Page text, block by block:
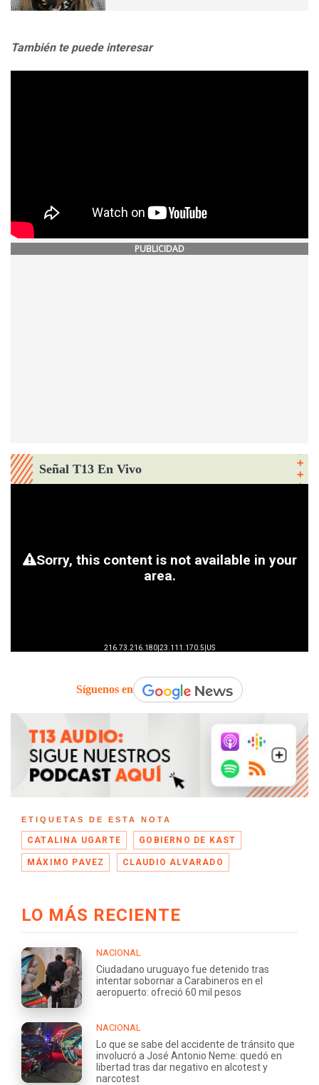
También te puede interesar
PUBLICIDAD
Señal T13 En Vivo
Síguenos en
ETIQUETAS DE ESTA NOTA
CATALINA UGARTE GOBIERNO DE KAST
MÁXIMO PAVEZ CLAUDIO ALVARADO
LO MÁS RECIENTE
NACIONAL
Ciudadano uruguayo fue detenido tras
intentar sobornar a Carabineros en el
aeropuerto: ofreció 60 mil pesos
NACIONAL
Lo que se sabe del accidente de tránsito que
involucró a José Antonio Neme: quedó en
libertad tras dar negativo en alcotest y
narcotest